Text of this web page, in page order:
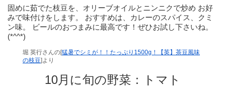
固めに茹でた枝豆を、オリーブオイルとニンニクで炒め お好
みで味付けをします。 おすすめは、カレーのスパイス、クミ
ン味。 ビールのおつまみに最高です！ぜひお試し下さいね。
(*^^*)
堀 英行さんの[猛暑でシミが！！たっぷり1500g！【英】茶豆風味
の枝豆]より
10月に旬の野菜：トマト